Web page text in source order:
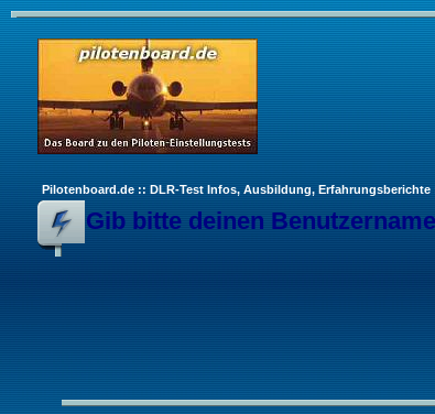
Pilotenboard.de :: DLR-Test Infos, Ausbildung,
Gib bitte deinen